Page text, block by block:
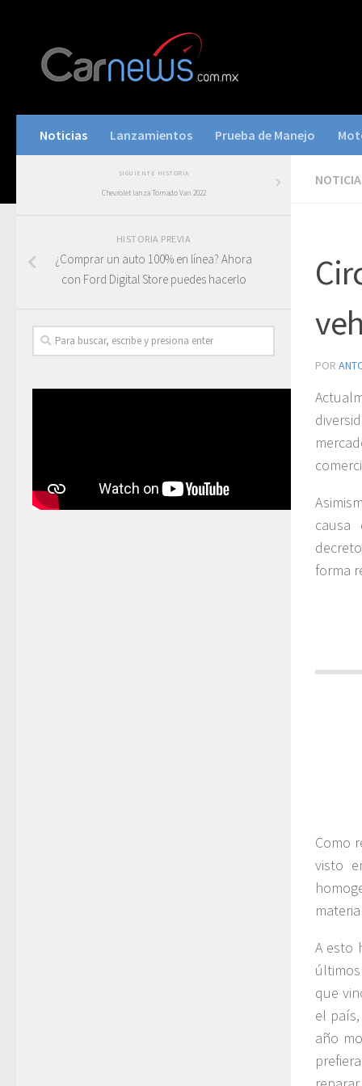
Noticias Lanzamientos Prueba de Manejo
POR
causa
forma
Como
visto
A esto
que
el
año
SIGUIENTE HISTORIA
Chevrolet lanza Tornado Van 2022
HISTORIA PREVIA
¿Comprar un auto 100% en línea? Ahora
con Ford Digital Store puedes hacerlo